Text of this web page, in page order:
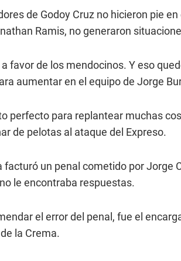
de Godoy Cruz no hicieron pie
Ramis, no generaron
favor de los mendocinos. Y eso
aumentar en el equipo de Jorge
perfecto para replantear muchas
de pelotas al ataque del Expreso.
facturó un penal cometido por Jorge
le encontraba respuestas.
el error del penal, fue el
la Crema.